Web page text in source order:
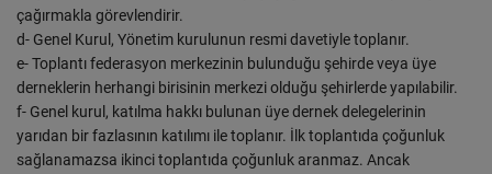
çağırmakla görevlendirir.
d- Genel Kurul, Yönetim kurulunun resmi davetiyle toplanır.
e- Toplantı federasyon merkezinin bulunduğu şehirde veya üye
derneklerin herhangi birisinin merkezi olduğu şehirlerde yapılabilir.
f- Genel kurul, katılma hakkı bulunan üye dernek delegelerinin
yarıdan bir fazlasının katılımı ile toplanır. İlk toplantıda çoğunluk
sağlanamazsa ikinci toplantıda çoğunluk aranmaz. Ancak